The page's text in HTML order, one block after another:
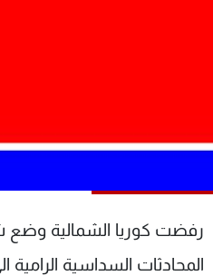
رفضت كوريا الشمالية
المحادثات السداسية الرامية
البرامج
الترددات